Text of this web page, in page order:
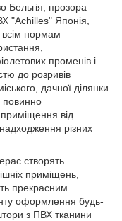
Бельгія, прозора
"Achilles" Японія,
всім нормам
променів і
до розривів
дачної ділянки
повинно
від
різних
створять
приміщень,
прекрасним
оформлення будь-
з ПВХ тканини